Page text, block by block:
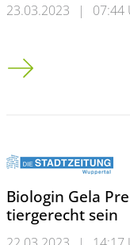
23.03.2023 | 07:44
Auszeichnung für
Biologin Gela
tiergerecht sein